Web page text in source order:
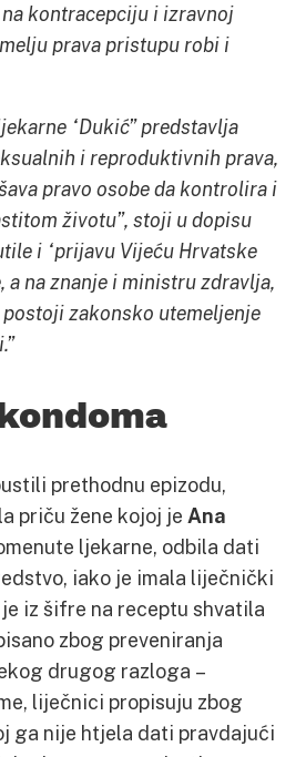
kontracepciju i izravnoj
prava pristupu robi i
“Dukić” predstavlja
i reproduktivnih prava,
pravo osobe da kontrolira i
životu”, stoji u dopisu
i “prijavu Vijeću Hrvatske
a na znanje i ministru zdravlja,
zakonsko utemeljenje
prethodnu epizodu,
priču žene kojoj je Ana
ljekarne, odbila dati
iako je imala liječnički
iz šifre na receptu shvatila
zbog preveniranja
drugog razloga –
liječnici propisuju zbog
ga nije htjela dati pravdajući